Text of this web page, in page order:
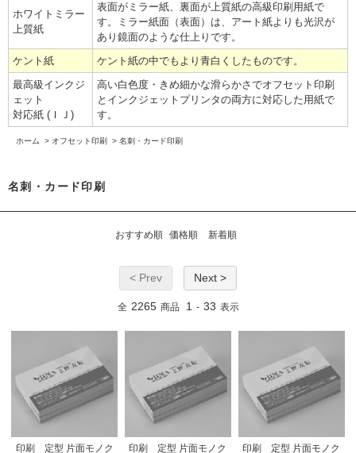
ホワイトミラー
上質紙
表面がミラー紙、裏面が上質紙の高級印刷用紙で
す。ミラー紙面（表面）は、アート紙よりも光沢が
あり鏡面のような仕上りです。
ケント紙
ケント紙の中でもより青白くしたものです。
最高級インクジ
ェット
対応紙 (ＩＪ)
高い白色度・きめ細かな滑らかさでオフセット印刷
とインクジェットプリンタの両方に対応した用紙で
す。
ホーム > オフセット印刷 > 名刺・カード印刷
名刺・カード印刷
おすすめ順 価格順 新着順
< Prev Next >
全 2265 商品 1 - 33 表示
印刷 定型 片面モノク
印刷 定型 片面モノク
印刷 定型 片面モノク